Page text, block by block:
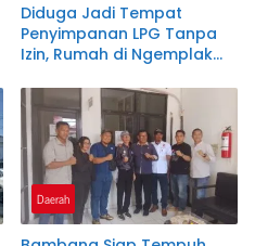
Diduga Jadi Tempat
Penyimpanan LPG Tanpa
Izin, Rumah di Ngemplak
Oknum Kepolisian Jadi
Backing
Daerah